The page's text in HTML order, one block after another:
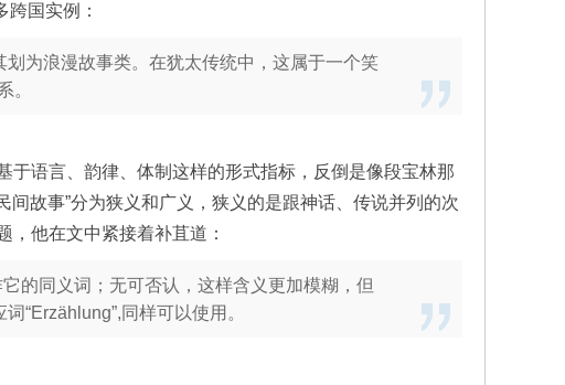
国实例：
为浪漫故事类。在犹太传统中，这属于一个笑
。
语言、韵律、体制这样的形式指标，反倒是像段宝林那
间故事”分为狭义和广义，狭义的是跟神话、传说并列的次
他在文中紧接着补苴道：
的同义词；无可否认，这样含义更加模糊，但
“Erzählung”,同样可以使用。